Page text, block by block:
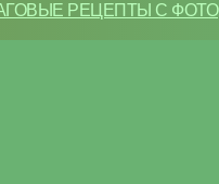
РЕЦЕПТЫ С ФОТО